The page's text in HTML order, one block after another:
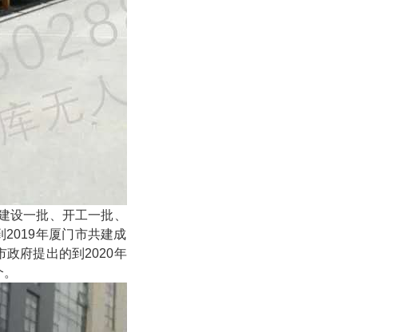
设一批、开工一批、
2019年厦门市共建成
政府提出的到2020年